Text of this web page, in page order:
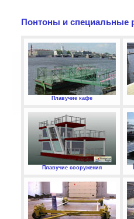
Понтоны и специальные
Плавучие кафе
Плавучие сооружения